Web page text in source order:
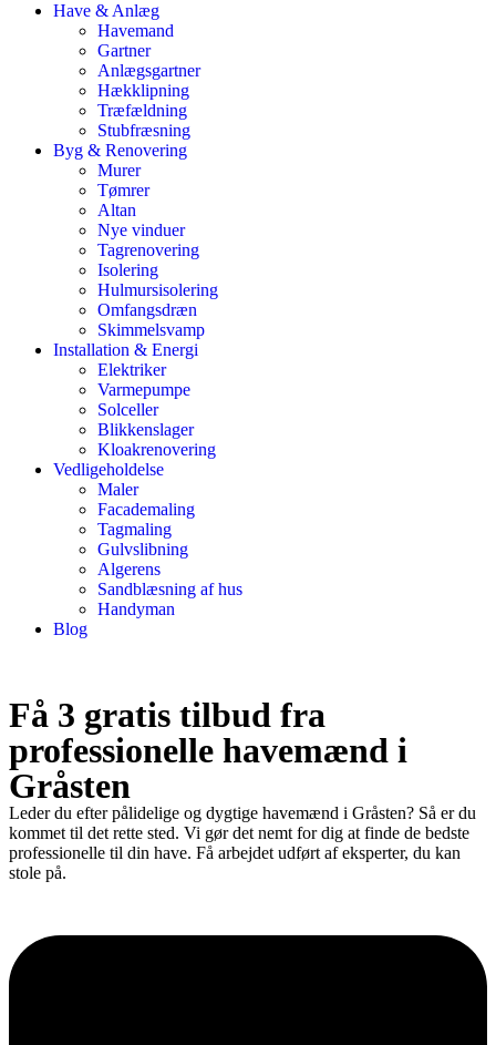
Have & Anlæg
Havemand
Gartner
Anlægsgartner
Hækklipning
Træfældning
Stubfræsning
Byg & Renovering
Murer
Tømrer
Altan
Nye vinduer
Tagrenovering
Isolering
Hulmursisolering
Omfangsdræn
Skimmelsvamp
Installation & Energi
Elektriker
Varmepumpe
Solceller
Blikkenslager
Kloakrenovering
Vedligeholdelse
Maler
Facademaling
Tagmaling
Gulvslibning
Algerens
Sandblæsning af hus
Handyman
Blog
Få 3 gratis tilbud fra
professionelle havemænd i
Gråsten
Leder du efter pålidelige og dygtige havemænd i Gråsten? Så er du
kommet til det rette sted. Vi gør det nemt for dig at finde de bedste
professionelle til din have. Få arbejdet udført af eksperter, du kan
stole på.